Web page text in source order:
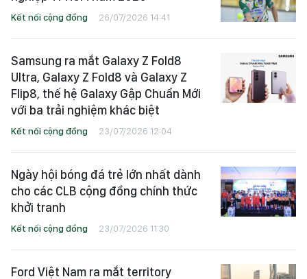
nghiệp TPHCM năm 2026
Kết nối cộng đồng 26/07/2026 14:41
Samsung ra mắt Galaxy Z Fold8
Ultra, Galaxy Z Fold8 và Galaxy Z
với ba trải nghiệm khác biệt
Kết nối cộng đồng 23/07/2026 12:04
Ngày hội bóng đá trẻ lớn nhất dành
khởi tranh